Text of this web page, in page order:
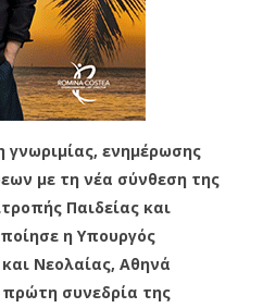
ενημέρωσης
με τη νέα σύνθεση της
Παιδείας και
η Υπουργός
Νεολαίας, Αθηνά
συνεδρία της